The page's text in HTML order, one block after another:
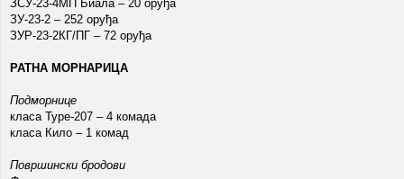
ЗСУ-23-4МП Биала – 20 оруђа
ЗУ-23-2 – 252 оруђа
ЗУР-23-2КГ/ПГ – 72 оруђа
РАТНА МОРНАРИЦА
Подморнице
класа Type-207 – 4 комада
класа Кило – 1 комад
Површински бродови